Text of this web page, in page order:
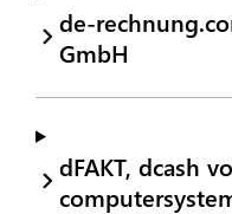
de-
GmbH
dFAKT, dcash